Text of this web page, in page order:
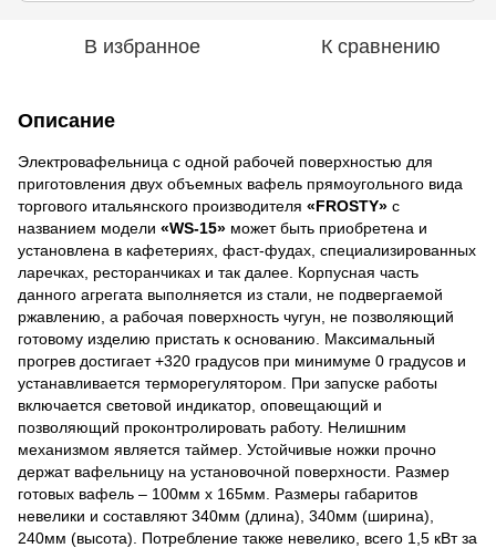
В избранное К сравнению
Описание
Электровафельница с одной рабочей поверхностью для
приготовления двух объемных вафель прямоугольного вида
торгового итальянского производителя «FROSTY» с
названием модели «WS-15» может быть приобретена и
установлена в кафетериях, фаст-фудах, специализированных
ларечках, ресторанчиках и так далее. Корпусная часть
данного агрегата выполняется из стали, не подвергаемой
ржавлению, а рабочая поверхность чугун, не позволяющий
готовому изделию пристать к основанию. Максимальный
прогрев достигает +320 градусов при минимуме 0 градусов и
устанавливается терморегулятором. При запуске работы
включается световой индикатор, оповещающий и
позволяющий проконтролировать работу. Нелишним
механизмом является таймер. Устойчивые ножки прочно
держат вафельницу на установочной поверхности. Размер
готовых вафель – 100мм х 165мм. Размеры габаритов
невелики и составляют 340мм (длина), 340мм (ширина),
240мм (высота). Потребление также невелико, всего 1,5 кВт за